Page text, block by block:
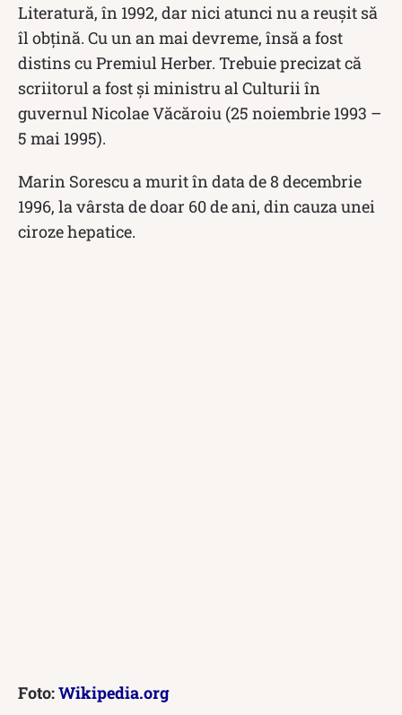
Literatură, în 1992, dar nici atunci nu a reușit să
îl obțină. Cu un an mai devreme, însă a fost
distins cu Premiul Herber. Trebuie precizat că
scriitorul a fost și ministru al Culturii în
guvernul Nicolae Văcăroiu (25 noiembrie 1993 –
5 mai 1995).
Marin Sorescu a murit în data de 8 decembrie
1996, la vârsta de doar 60 de ani, din cauza unei
ciroze hepatice.
Foto:Wikipedia.org